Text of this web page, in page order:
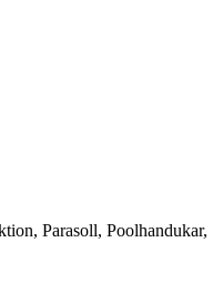
Parasoll, Poolhandukar,